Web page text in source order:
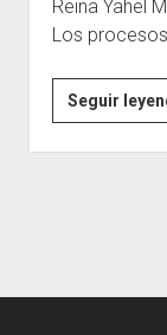
Reina Yahel
Los
Seguir